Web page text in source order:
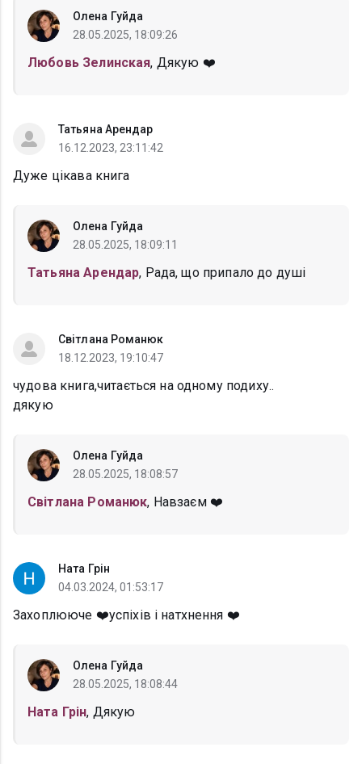
Олена Гуйда
28.05.2025, 18:09:26
Любовь Зелинская, Дякую ❤️
Татьяна Арендар
16.12.2023, 23:11:42
Дуже цікава книга
Олена Гуйда
28.05.2025, 18:09:11
Татьяна Арендар, Рада, що припало до душі
Світлана Романюк
18.12.2023, 19:10:47
чудова книга,читається на одному подиху..
дякую
Олена Гуйда
28.05.2025, 18:08:57
Світлана Романюк, Навзаєм ❤️
Ната Грін
04.03.2024, 01:53:17
Захоплююче ❤️успіхів і натхнення ❤️
Олена Гуйда
28.05.2025, 18:08:44
Ната Грін, Дякую